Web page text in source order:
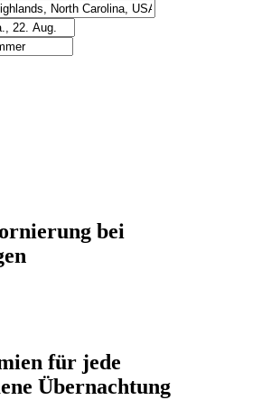
bei
für jede
Übernachtung